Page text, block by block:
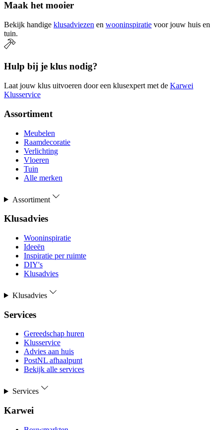
Maak het mooier
Bekijk handige klusadviezen en wooninspiratie voor jouw huis en
tuin.
Hulp bij je klus nodig?
Laat jouw klus uitvoeren door een klusexpert met de Karwei
Klusservice
Assortiment
Meubelen
Raamdecoratie
Verlichting
Vloeren
Tuin
Alle merken
Assortiment
Klusadvies
Wooninspiratie
Ideeën
Inspiratie per ruimte
DIY's
Klusadvies
Klusadvies
Services
Gereedschap huren
Klusservice
Advies aan huis
PostNL afhaalpunt
Bekijk alle services
Services
Karwei